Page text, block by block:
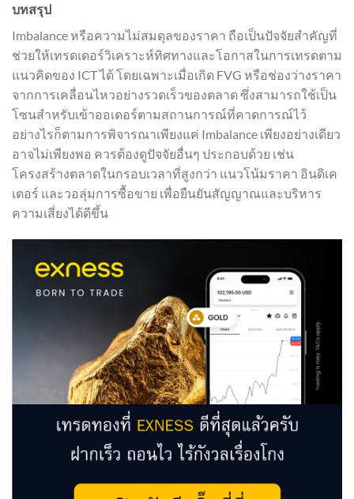
บทสรุป
Imbalance หรือความไม่สมดุลของราคา ถือเป็นปัจจัยสำคัญที่
ช่วยให้เทรดเดอร์วิเคราะห์ทิศทางและโอกาสในการเทรดตาม
แนวคิดของ ICT ได้ โดยเฉพาะเมื่อเกิด FVG หรือช่องว่างราคา
จากการเคลื่อนไหวอย่างรวดเร็วของตลาด ซึ่งสามารถใช้เป็น
โซนสำหรับเข้าออเดอร์ตามสถานการณ์ที่คาดการณ์ไว้
อย่างไรก็ตามการพิจารณาเพียงแค่ Imbalance เพียงอย่างเดียว
อาจไม่เพียงพอ ควรต้องดูปัจจัยอื่นๆ ประกอบด้วย เช่น
โครงสร้างตลาดในกรอบเวลาที่สูงกว่า แนวโน้มราคา อินดิเค
เตอร์ และวอลุ่มการซื้อขาย เพื่อยืนยันสัญญาณและบริหาร
ความเสี่ยงได้ดีขึ้น